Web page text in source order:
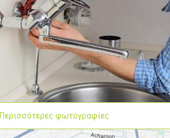
Περισσότερες φωτογραφίες